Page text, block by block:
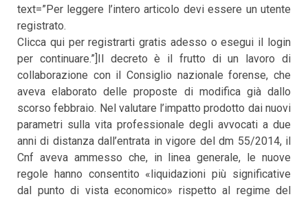
text=”Per leggere l’intero articolo devi essere un utente
registrato.
Clicca qui per registrarti gratis adesso o esegui il login
per continuare.”]Il decreto è il frutto di un lavoro di
collaborazione con il Consiglio nazionale forense, che
aveva elaborato delle proposte di modifica già dallo
scorso febbraio. Nel valutare l’impatto prodotto dai nuovi
parametri sulla vita professionale degli avvocati a due
anni di distanza dall’entrata in vigore del dm 55/2014, il
Cnf aveva ammesso che, in linea generale, le nuove
regole hanno consentito «liquidazioni più significative
dal punto di vista economico» rispetto al regime del